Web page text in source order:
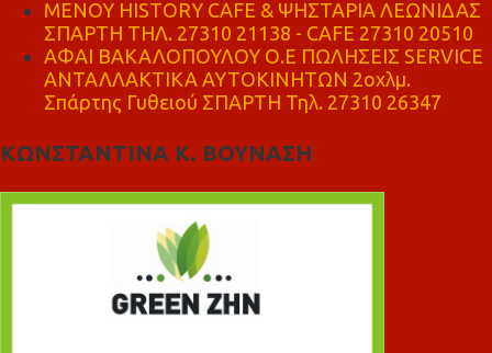
ΜΕΝΟΥ HISTORY CAFE & ΨΗΣΤΑΡΙΑ ΛΕΩΝΙΔΑΣ
ΣΠΑΡΤΗ ΤΗΛ. 27310 21138 - CAFE 27310 20510
ΑΦΑΙ ΒΑΚΑΛΟΠΟΥΛΟΥ Ο.Ε ΠΩΛΗΣΕΙΣ SERVICE
ΑΝΤΑΛΛΑΚΤΙΚΑ ΑΥΤΟΚΙΝΗΤΩΝ 2οχλμ.
Σπάρτης Γυθειού ΣΠΑΡΤΗ Τηλ. 27310 26347
ΚΩΝΣΤΑΝΤΙΝΑ Κ. ΒΟΥΝΑΣΗ